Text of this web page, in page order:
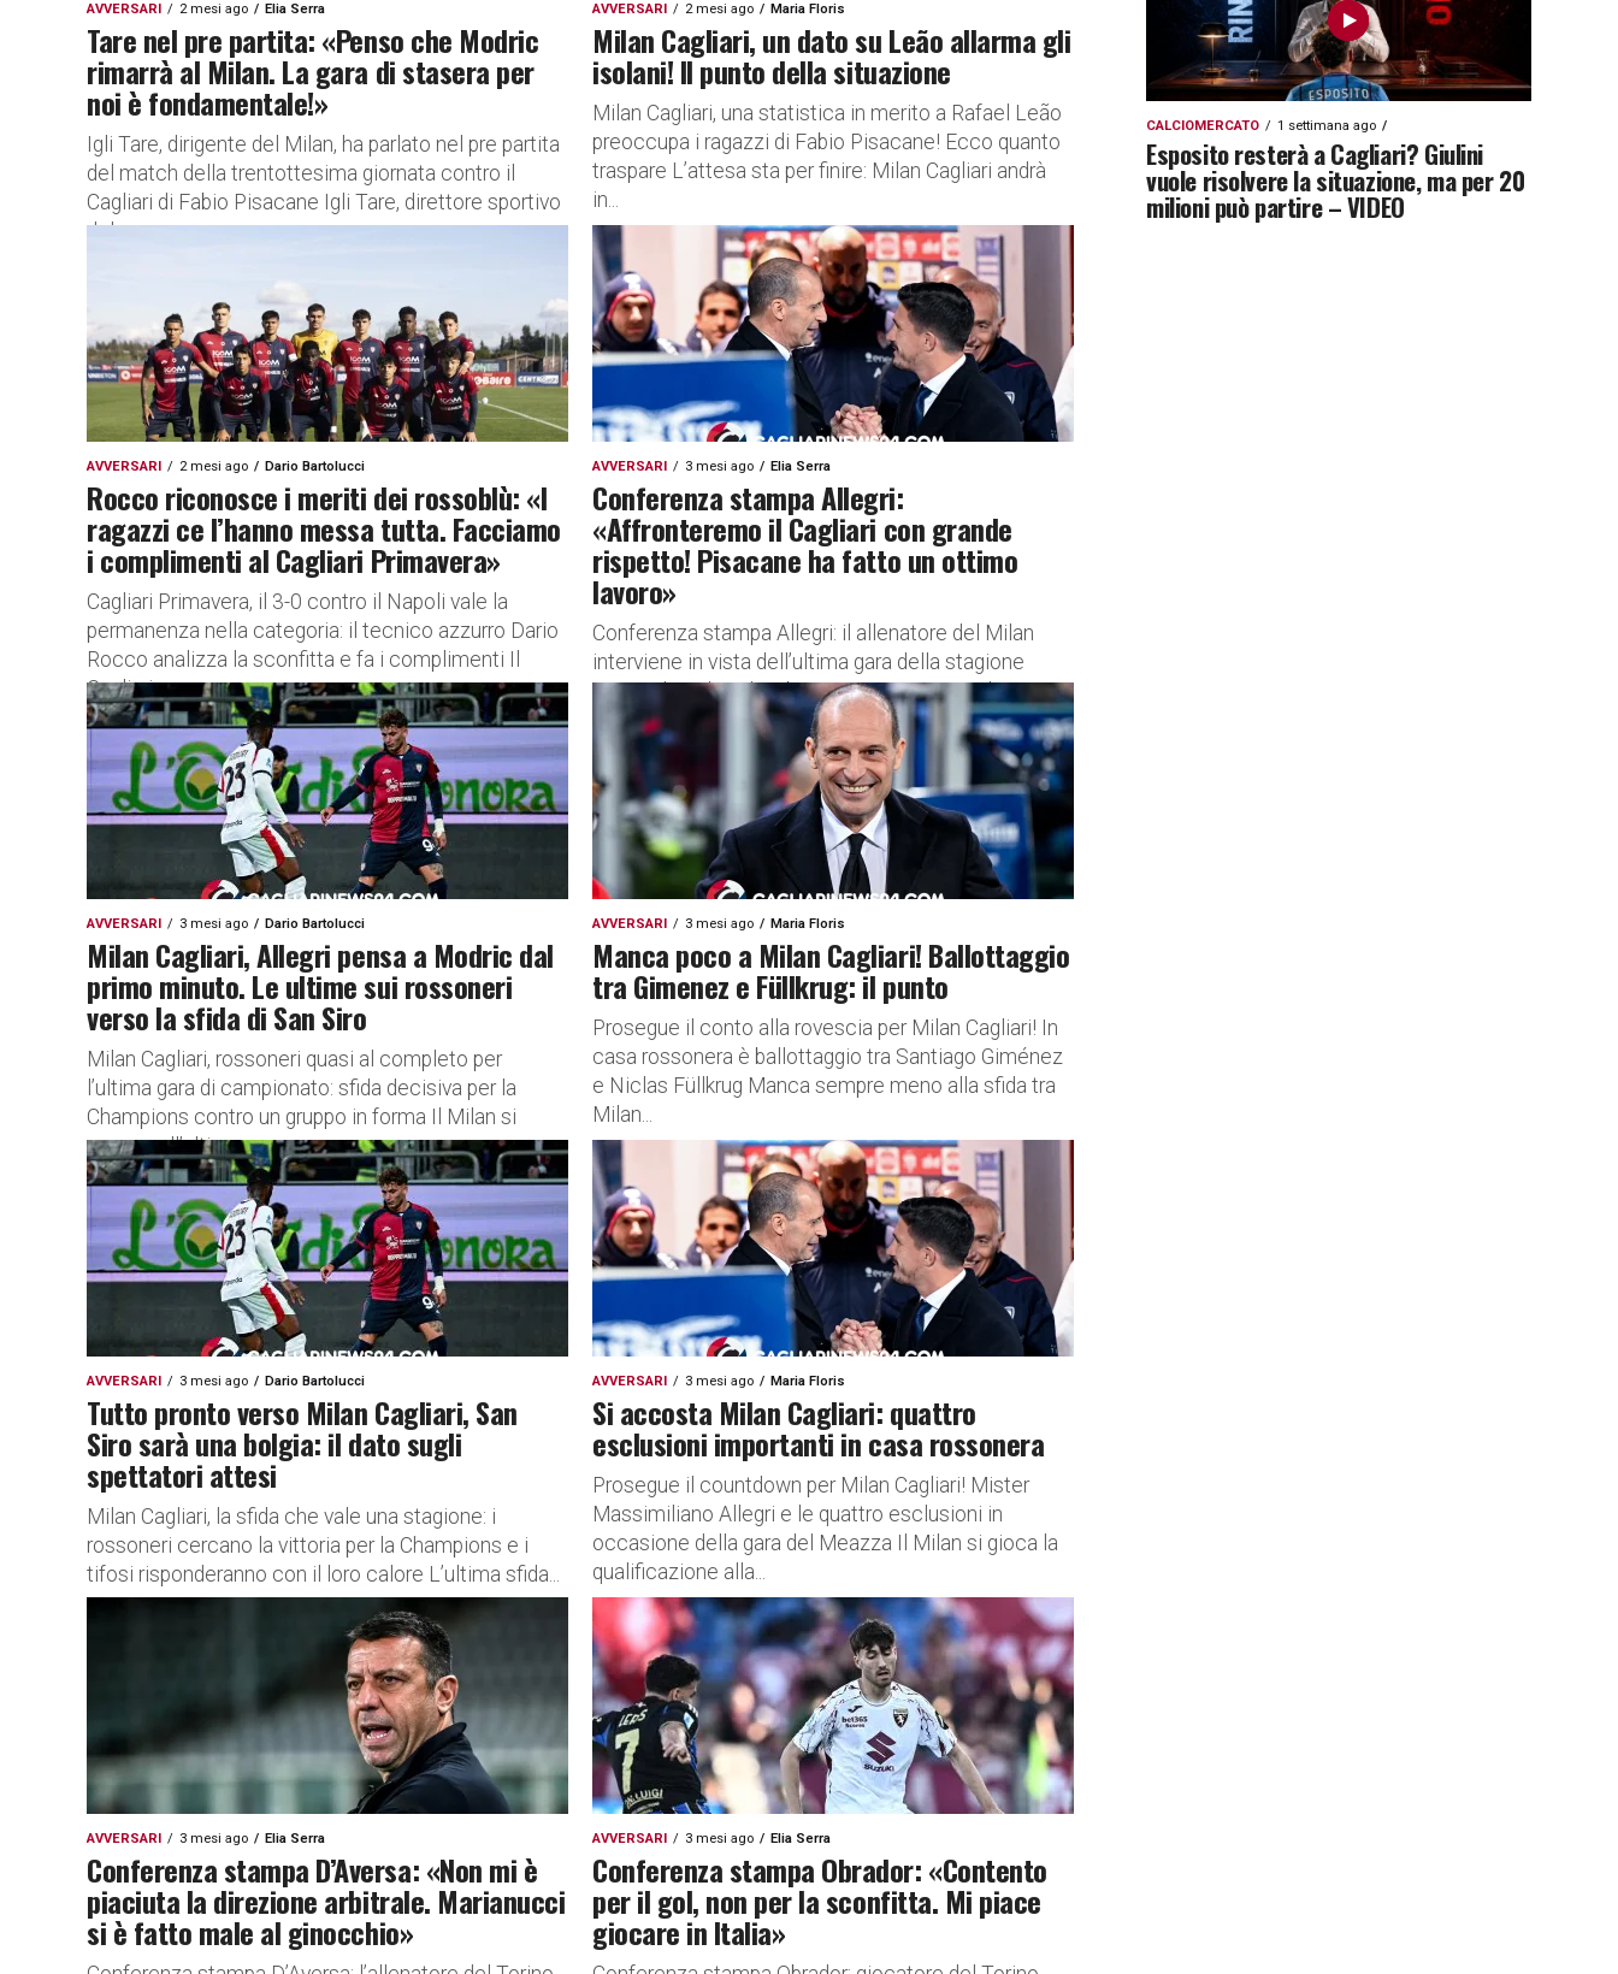
AVVERSARI 2 mesi ago Elia Serra
Tare nel pre partita: «Penso che Modric
rimarrà al Milan. La gara di stasera per
noi è fondamentale!»
Igli Tare, dirigente del Milan, ha parlato nel pre partita
del match della trentottesima giornata contro il
Cagliari di Fabio Pisacane Igli Tare, direttore sportivo
del...
AVVERSARI 2 mesi ago Maria Floris
Milan Cagliari, un dato su Leão allarma gli
isolani! Il punto della situazione
Milan Cagliari, una statistica in merito a Rafael Leão
preoccupa i ragazzi di Fabio Pisacane! Ecco quanto
traspare L’attesa sta per finire: Milan Cagliari andrà
in...
AVVERSARI 2 mesi ago Dario Bartolucci
Rocco riconosce i meriti dei rossoblù: «I
ragazzi ce l’hanno messa tutta. Facciamo
i complimenti al Cagliari Primavera»
Cagliari Primavera, il 3-0 contro il Napoli vale la
permanenza nella categoria: il tecnico azzurro Dario
Rocco analizza la sconfitta e fa i complimenti Il
Cagliari...
AVVERSARI 3 mesi ago Elia Serra
Conferenza stampa Allegri:
«Affronteremo il Cagliari con grande
rispetto! Pisacane ha fatto un ottimo
lavoro»
Conferenza stampa Allegri: il allenatore del Milan
interviene in vista dell’ultima gara della stagione
contro il Cagliari di Fabio Pisacane Massimiliano
Allegri, tecnico del Milan, interviene...
AVVERSARI 3 mesi ago Dario Bartolucci
Milan Cagliari, Allegri pensa a Modric dal
primo minuto. Le ultime sui rossoneri
verso la sfida di San Siro
Milan Cagliari, rossoneri quasi al completo per
l’ultima gara di campionato: sfida decisiva per la
Champions contro un gruppo in forma Il Milan si
prepara all’ultima...
AVVERSARI 3 mesi ago Maria Floris
Manca poco a Milan Cagliari! Ballottaggio
tra Gimenez e Füllkrug: il punto
Prosegue il conto alla rovescia per Milan Cagliari! In
casa rossonera è ballottaggio tra Santiago Giménez
e Niclas Füllkrug Manca sempre meno alla sfida tra
Milan...
AVVERSARI 3 mesi ago Dario Bartolucci
Tutto pronto verso Milan Cagliari, San
Siro sarà una bolgia: il dato sugli
spettatori attesi
Milan Cagliari, la sfida che vale una stagione: i
rossoneri cercano la vittoria per la Champions e i
tifosi risponderanno con il loro calore L’ultima sfida...
AVVERSARI 3 mesi ago Maria Floris
Si accosta Milan Cagliari: quattro
esclusioni importanti in casa rossonera
Prosegue il countdown per Milan Cagliari! Mister
Massimiliano Allegri e le quattro esclusioni in
occasione della gara del Meazza Il Milan si gioca la
qualificazione alla...
AVVERSARI 3 mesi ago Elia Serra
Conferenza stampa D’Aversa: «Non mi è
piaciuta la direzione arbitrale. Marianucci
si è fatto male al ginocchio»
AVVERSARI 3 mesi ago Elia Serra
Conferenza stampa Obrador: «Contento
per il gol, non per la sconfitta. Mi piace
giocare in Italia»
CALCIOMERCATO 1 settimana ago
Esposito resterà a Cagliari? Giulini
vuole risolvere la situazione, ma per 20
milioni può partire – VIDEO